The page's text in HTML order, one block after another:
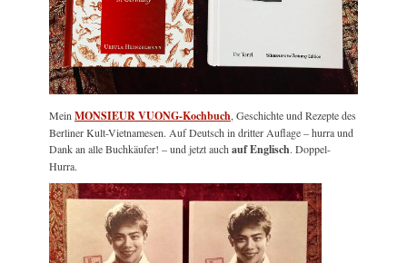
MeinMONSIEUR VUONG-Kochbuch, Geschichte und Rezepte des
Berliner Kult-Vietnamesen. Auf Deutsch in dritter Auflage – hurra und
Dank an alle Buchkäufer! – und jetzt auchauf Englisch. Doppel-
Hurra.